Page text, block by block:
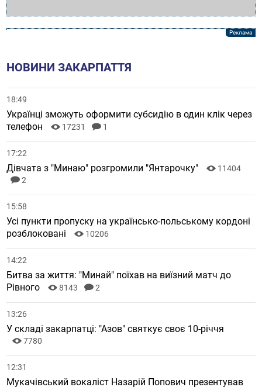
НОВИНИ ЗАКАРПАТТЯ
18:49
Українці зможуть оформити субсидію в один клік через
телефон
17231 1
17:22
Дівчата з "Минаю" розгромили "Янтарочку"
11404
2
15:58
Усі пункти пропуску на українсько-польському кордоні
розблоковані
10206
14:22
Битва за життя: "Минай" поїхав на виїзний матч до
Рівного
8143 2
13:26
У складі закарпатці: "Азов" святкує своє 10-річчя
7780
12:31
Мукачівський вокаліст Назарій Попович презентував